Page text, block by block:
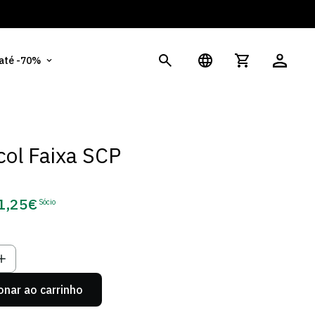
-70%
Faixa SCP
Sócio
ao carrinho